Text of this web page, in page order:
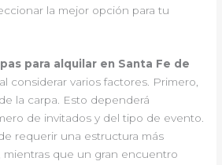
la mejor opción para tu
para alquilar en Santa Fe de
considerar varios factores. Primero,
la carpa. Esto dependerá
de invitados y del tipo de evento.
requerir una estructura más
que un gran encuentro